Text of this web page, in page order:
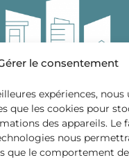
le consentement
expériences, nous
que les cookies pour
des appareils. Le
nous
que le comportement
des Distributeurs
de Construction